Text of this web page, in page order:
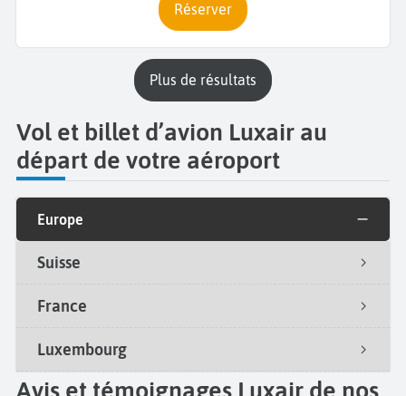
Réserver
plus de résultats
Vol et billet d’avion Luxair au
départ de votre aéroport
Europe
Suisse
France
Luxembourg
Avis et témoignages Luxair de nos